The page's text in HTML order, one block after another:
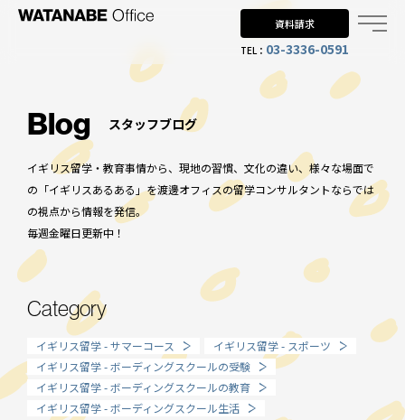
資料請求
TEL： 03-3336-0591
Why UK?
なぜイギリス留学？
Why WO?
渡邊オフィスを選ぶ理由
Planning
When?
年齢で選ぶ留学
Blog スタッフブログ
イギリス留学・教育事情から、現地の習慣、文化の違い、様々な場面で
の「イギリスあるある」を渡邊オフィスの留学コンサルタントならでは
の視点から情報を発信。
毎週金曜日更新中！
Category
イギリス留学 - サマーコース
イギリス留学 - スポーツ
イギリス留学 - ボーディングスクールの受験
イギリス留学 - ボーディングスクールの教育
イギリス留学 - ボーディングスクール生活